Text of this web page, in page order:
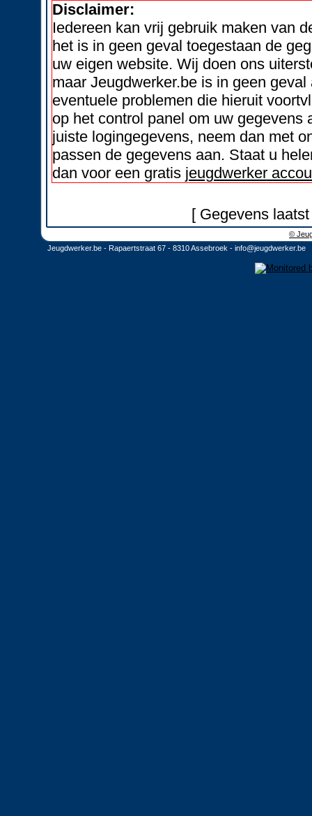
Disclaimer:
Iedereen kan vrij gebruik maken van
het is in geen geval toegestaan de
uw eigen website. Wij doen ons
maar Jeugdwerker.be is in geen
eventuele problemen die hieruit
op het control panel om uw
juiste logingegevens, neem dan met
passen de gegevens aan. Staat u
dan voor een gratis jeugdwerker
[ Gegevens
©
Jeugdwerker.be - Rapaertstraat 67 - 8310 Assebroek - info@jeugdwerker.be